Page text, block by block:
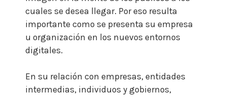
cuales se desea llegar. Por eso resulta
importante como se presenta su empresa
u organización en los nuevos entornos
digitales.
En su relación con empresas, entidades
intermedias, individuos y gobiernos,